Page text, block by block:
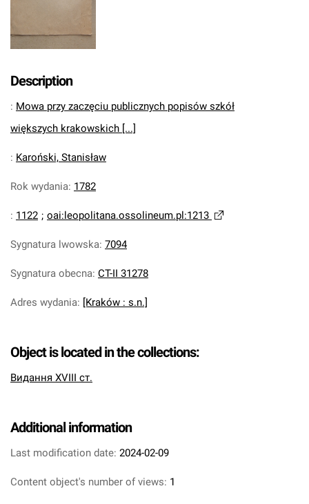
Description
: Mowa przy zaczęciu publicznych popisów szkół
większych krakowskich [...]
: Karoński, Stanisław
Rok wydania: 1782
: 1122 ; oai:leopolitana.ossolineum.pl:1213
Sygnatura lwowska: 7094
Sygnatura obecna: CT-II 31278
Adres wydania: [Kraków : s.n.]
Object is located in the collections:
Видання XVIII ст.
Additional information
Last modification date: 2024-02-09
Content object's number of views: 1